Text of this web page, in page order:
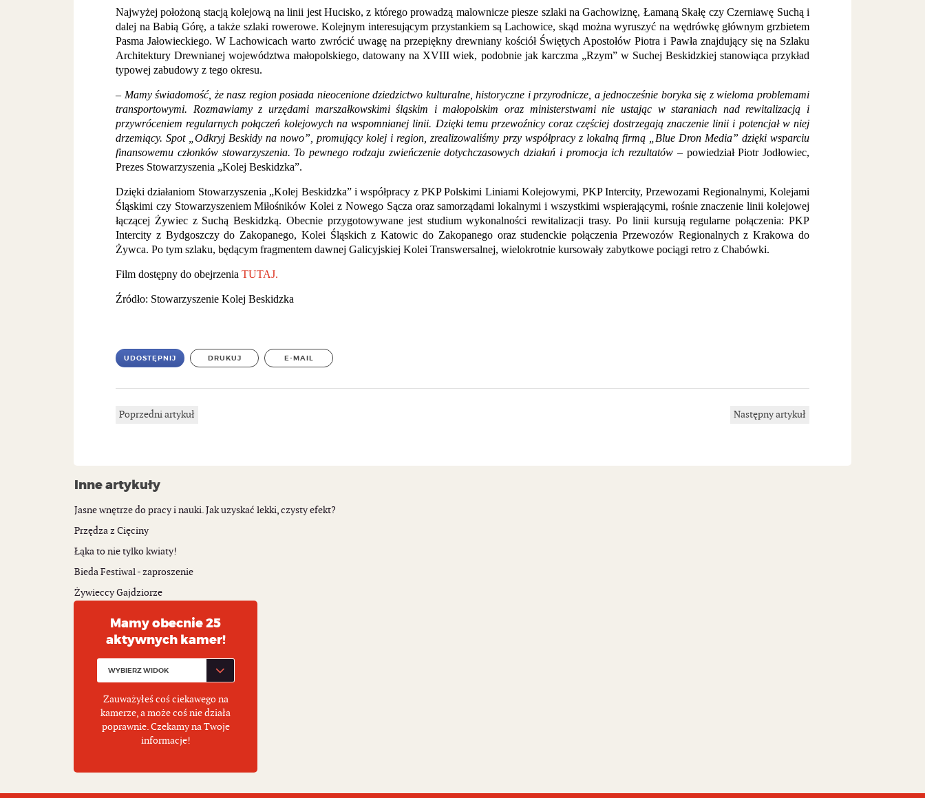
Najwyżej położoną stacją kolejową na linii jest Hucisko, z którego prowadzą malownicze piesze szlaki na Gachowiznę, Łamaną Skałę czy Czerniawę Suchą i
dalej na Babią Górę, a także szlaki rowerowe. Kolejnym interesującym przystankiem są Lachowice, skąd można wyruszyć na wędrówkę głównym grzbietem
Pasma Jałowieckiego. W Lachowicach warto zwrócić uwagę na przepiękny drewniany kościół Świętych Apostołów Piotra i Pawła znajdujący się na Szlaku
Architektury Drewnianej województwa małopolskiego, datowany na XVIII wiek, podobnie jak karczma „Rzym” w Suchej Beskidzkiej stanowiąca przykład
typowej zabudowy z tego okresu.
– Mamy świadomość, że nasz region posiada nieocenione dziedzictwo kulturalne, historyczne i przyrodnicze, a jednocześnie boryka się z wieloma problemami
transportowymi. Rozmawiamy z urzędami marszałkowskimi śląskim i małopolskim oraz ministerstwami nie ustając w staraniach nad rewitalizacją i
przywróceniem regularnych połączeń kolejowych na wspomnianej linii. Dzięki temu przewoźnicy coraz częściej dostrzegają znaczenie linii i potencjał w niej
drzemiący. Spot „Odkryj Beskidy na nowo”, promujący kolej i region, zrealizowaliśmy przy współpracy z lokalną firmą „Blue Dron Media” dzięki wsparciu
finansowemu członków stowarzyszenia. To pewnego rodzaju zwieńczenie dotychczasowych działań i promocja ich rezultatów – powiedział Piotr Jodłowiec,
Prezes Stowarzyszenia „Kolej Beskidzka”.
Dzięki działaniom Stowarzyszenia „Kolej Beskidzka” i współpracy z PKP Polskimi Liniami Kolejowymi, PKP Intercity, Przewozami Regionalnymi, Kolejami
Śląskimi czy Stowarzyszeniem Miłośników Kolei z Nowego Sącza oraz samorządami lokalnymi i wszystkimi wspierającymi, rośnie znaczenie linii kolejowej
łączącej Żywiec z Suchą Beskidzką. Obecnie przygotowywane jest studium wykonalności rewitalizacji trasy. Po linii kursują regularne połączenia: PKP
Intercity z Bydgoszczy do Zakopanego, Kolei Śląskich z Katowic do Zakopanego oraz studenckie połączenia Przewozów Regionalnych z Krakowa do
Żywca. Po tym szlaku, będącym fragmentem dawnej Galicyjskiej Kolei Transwersalnej, wielokrotnie kursowały zabytkowe pociągi retro z Chabówki.
Film dostępny do obejrzenia TUTAJ.
Źródło: Stowarzyszenie Kolej Beskidzka
UDOSTĘPNIJ DRUKUJ E-MAIL
Poprzedni artykuł Następny artykuł
Inne artykuły
Jasne wnętrze do pracy i nauki. Jak uzyskać lekki, czysty efekt?
Przędza z Cięciny
Łąka to nie tylko kwiaty!
Bieda Festiwal - zaproszenie
Żywieccy Gajdziorze
Mamy obecnie 25
aktywnych kamer!
Zauważyłeś coś ciekawego na
kamerze, a może coś nie działa
poprawnie. Czekamy na Twoje
informacje!